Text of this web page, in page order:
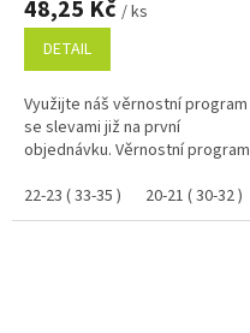
48,25 Kč / ks
DETAIL
Využijte náš věrnostní program
se slevami již na první
objednávku. Věrnostní program
22-23 ( 33-35 )
20-21 ( 30-32 )